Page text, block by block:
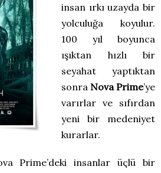
insan ırkı uzayda bir
yolculuğa koyulur.
100 yıl boyunca
ışıktan hızlı bir
seyahat yaptıktan
sonra Nova Prime’ye
varırlar ve sıfırdan
yeni bir medeniyet
kurarlar.
Prime’deki insanlar üçlü bir